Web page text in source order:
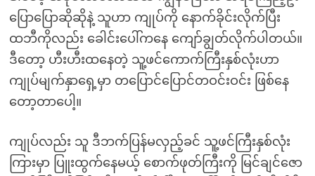
ပြောပြောဆိုဆိုနဲ့ သူဟာ ကျုပ်ကို နောက်ခိုင်းလိုက်ပြီး
ထဘီကိုလည်း ခေါင်းပေါ်ကနေ ကျော်ချွတ်လိုက်ပါတယ်။
ဒီတော့ ဟီးဟီးထနေတဲ့ သူ့ဖင်ကောက်ကြီးနှစ်လုံးဟာ
ကျုပ်မျက်နှာရှေ့မှာ တပြောင်ပြောင်တဝင်းဝင်း ဖြစ်နေ
တော့တာပေါ့။
ကျုပ်လည်း သူ ဒီဘက်ပြန်မလှည့်ခင် သူ့ဖင်ကြီးနှစ်လုံး
ကြားမှာ ပြူးထွက်နေမယ့် စောက်ဖုတ်ကြီးကို မြင်ချင်ဇော